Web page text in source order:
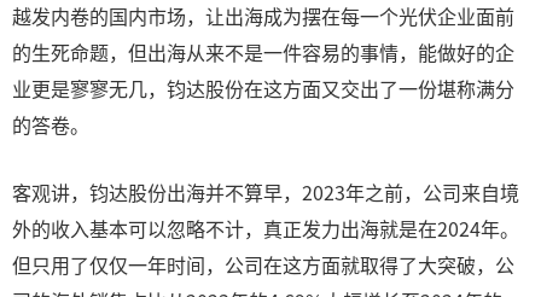
越发内卷的国内市场，让出海成为摆在每一个光伏企业面前
的生死命题，但出海从来不是一件容易的事情，能做好的企
业更是寥寥无几，钧达股份在这方面又交出了一份堪称满分
的答卷。
客观讲，钧达股份出海并不算早，2023年之前，公司来自境
外的收入基本可以忽略不计，真正发力出海就是在2024年。
但只用了仅仅一年时间，公司在这方面就取得了大突破，公